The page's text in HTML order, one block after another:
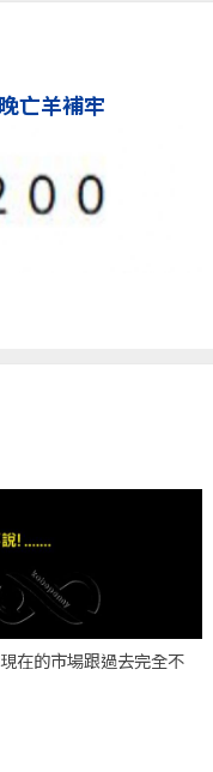
亡羊補牢
在的市場跟過去完全不